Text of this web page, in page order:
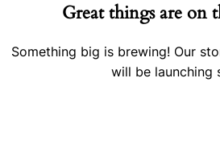
Great things are on
Something big is brewing! Our
will be launching